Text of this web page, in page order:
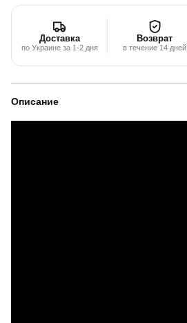
Доставка
по Украине за 1-2 дня
Возврат
в течение 14 дней
Описание